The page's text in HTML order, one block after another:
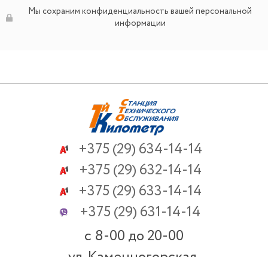
Мы сохраним конфиденциальность вашей персональной
информации
+375 (29) 634-14-14
+375 (29) 632-14-14
+375 (29) 633-14-14
+375 (29) 631-14-14
c 8-00 до 20-00